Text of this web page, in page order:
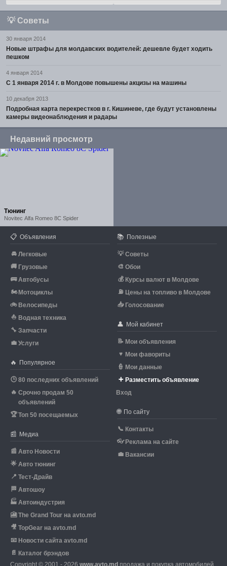
💡 Советы
30 января 2014
Новые штрафы для молдавских водителей: дешевле будет ходить
пешком
4 января 2014
С 1 января 2014 г. в Молдове повышены акцизы на машины
10 декабря 2013
Подробная карта перекрестков в г. Кишиневе, где будут установлены
камеры видеонаблюдения и радары
Недавний просмотр
Тюнинг
Novitec Alfa Romeo 8C Spider
📋 Объявления
🚘 Легковые
🚚 Грузовые
🚌 Автобусы
🏍 Мотоциклы
🚲 Велосипеды
⛵ Водная техника
🔧 Запчасти
💼 Услуги
🔥 Популярное
🕒 80 последних объявлений
🔥 Срочно продам 50
объявлений
🏆Топ 50 посещаемых
📰 Медиа
📰 Авто Новости
🌟 Авто тюнинг
📍 Тест-Драйв
🏁 Автошоу
🏭 Автоиндустрия
🎦 The Grand Tour на avto.md
🎥 TopGear на avto.md
📧 Новости сайта avto.md
📄 Каталог брэндов
📚 Полезные
💡 Советы
🎨 Обои
💰 Курсы валют в Молдове
⛽ Цены на топливо в Молдове
📥 Голосование
👤 Мой кабинет
📝 Мои объявления
♥ Мои фавориты
👮 Мои данные
➕ Разместить объявление
Вход
🌐 По сайту
📞 Контакты
👓 Реклама на сайте
💼 Вакансии
Copyright © 2001 - 2026 www.avto.md продажа и покупка автомобилей